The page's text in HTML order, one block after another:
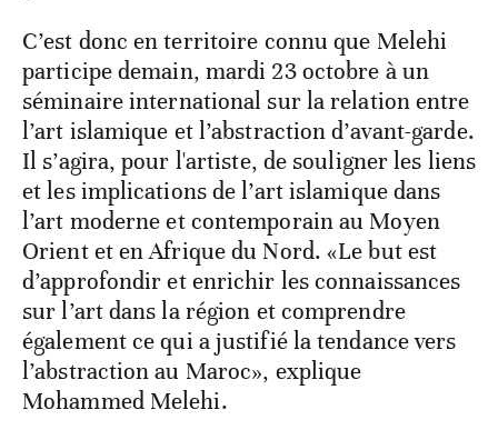
C’est donc en territoire connu que Melehi
participe demain, mardi 23 octobre à un
séminaire international sur la relation entre
l’art islamique et l’abstraction d’avant-garde.
Il s’agira, pour l'artiste, de souligner les liens
et les implications de l’art islamique dans
l’art moderne et contemporain au Moyen
Orient et en Afrique du Nord. «Le but est
d’approfondir et enrichir les connaissances
sur l’art dans la région et comprendre
également ce qui a justifié la tendance vers
l’abstraction au Maroc», explique
Mohammed Melehi.